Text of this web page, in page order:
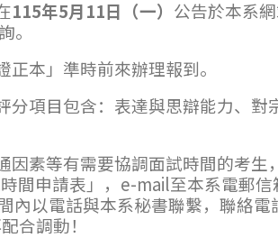
115年5月11日（一） 公告於本系
。
本」準時前來辦理報到。
分項目包含：表達與思辯能力、對
因素等有需要協調面試時間的考生
間申請表」，e-mail至本系電郵信
內以電話與本系秘書聯繫，聯絡電
合調動！